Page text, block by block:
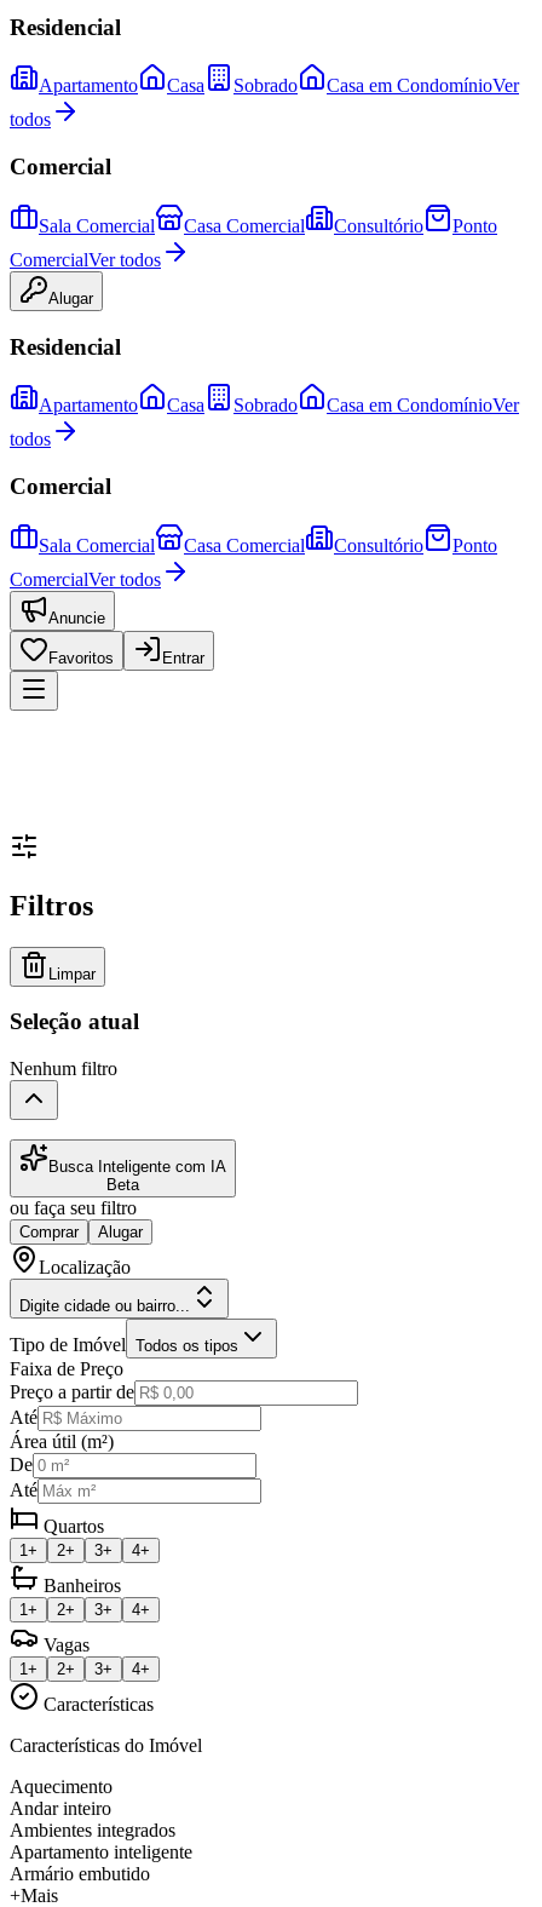
Residencial
Apartamento Casa Sobrado Casa em CondomínioVer
todos
Comercial
Sala Comercial Casa Comercial Consultório
Ponto
ComercialVer todos
Alugar
Residencial
Apartamento Casa Sobrado Casa em CondomínioVer
todos
Comercial
Sala Comercial Casa Comercial Consultório
Ponto
ComercialVer todos
Anuncie
Favoritos Entrar
Filtros
Limpar
Seleção atual
Nenhum filtro
Busca Inteligente com IA
Beta
ou faça seu filtro
Comprar Alugar
Localização
Digite cidade ou bairro...
Tipo de Imóvel Todos os tipos
Faixa de Preço
Preço a partir de
Até
Área útil (m²)
De
Até
Quartos
1+ 2+ 3+ 4+
Banheiros
1+ 2+ 3+ 4+
Vagas
1+ 2+ 3+ 4+
Características
Características do Imóvel
Aquecimento
Andar inteiro
Ambientes integrados
Apartamento inteligente
Armário embutido
+Mais